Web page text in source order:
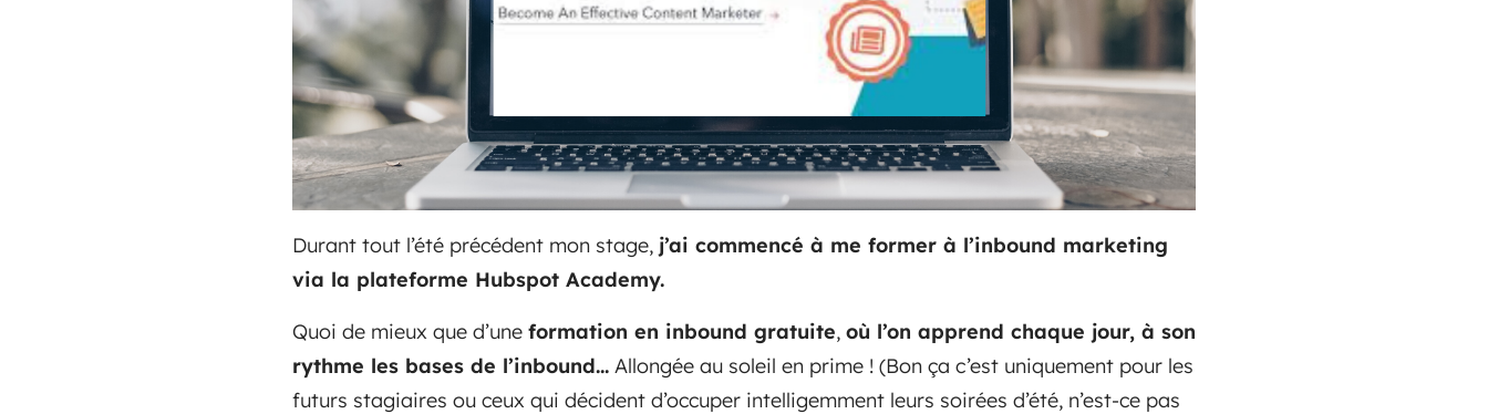
Durant tout l’été précédent mon stage, j’ai commencé à me former à l’inbound marketing
via la plateforme Hubspot Academy.
Quoi de mieux que d’une formation en inbound gratuite, où l’on apprend chaque jour, à son
rythme les bases de l’inbound... Allongée au soleil en prime ! (Bon ça c’est uniquement pour les
futurs stagiaires ou ceux qui décident d’occuper intelligemment leurs soirées d’été, n’est-ce pas